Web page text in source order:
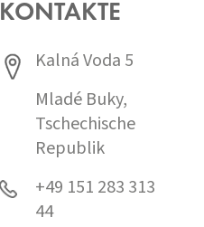
KONTAKTE
Kalná Voda 5
Mladé Buky,
Tschechische
Republik
+49 151 283 313
44